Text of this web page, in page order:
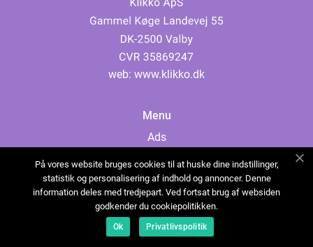
web: www.klikko.dk
Menu
Ads
Cookies
Contact
Sitemap
På vores website bruges cookies til at huske dine indstillinger,
statistik og personalisering af indhold og annoncer. Denne
information deles med tredjepart. Ved fortsat brug af websiden
godkender du cookiepolitikken.
Ok Privatlivspolitik